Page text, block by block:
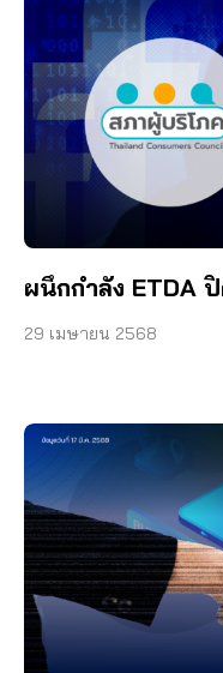
ผนึกกำลัง ETDA
29 เมษายน 2568